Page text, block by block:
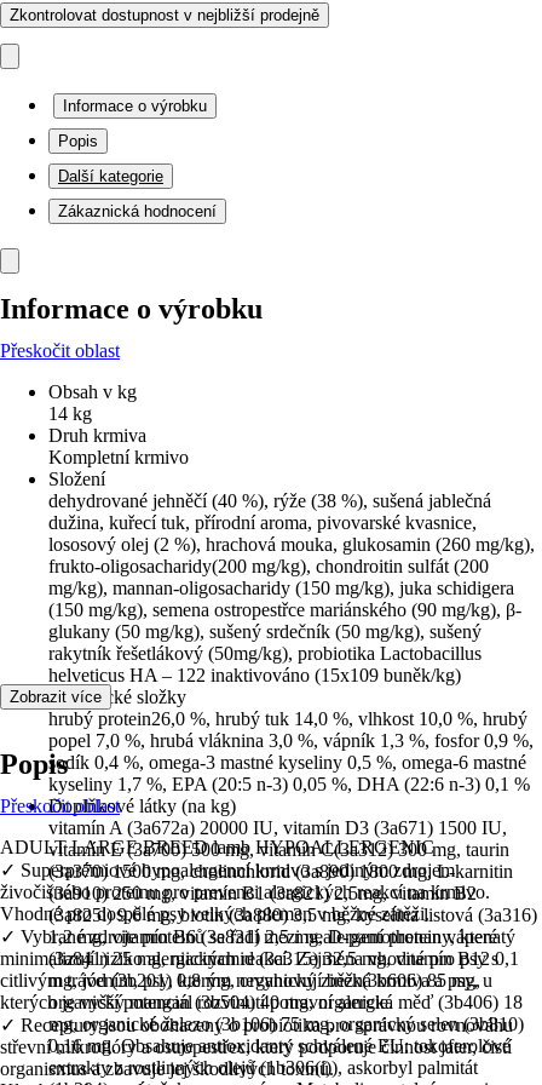
Zkontrolovat dostupnost v nejbližší prodejně
Informace o výrobku
Popis
Další kategorie
Zákaznická hodnocení
Informace o výrobku
Přeskočit oblast
Obsah v kg
14 kg
Druh krmiva
Kompletní krmivo
Složení
dehydrované jehněčí (40 %), rýže (38 %), sušená jablečná
dužina, kuřecí tuk, přírodní aroma, pivovarské kvasnice,
lososový olej (2 %), hrachová mouka, glukosamin (260 mg/kg),
frukto-oligosacharidy(200 mg/kg), chondroitin sulfát (200
mg/kg), mannan-oligosacharidy (150 mg/kg), juka schidigera
(150 mg/kg), semena ostropestřce mariánského (90 mg/kg), β-
glukany (50 mg/kg), sušený srdečník (50 mg/kg), sušený
rakytník řešetlákový (50mg/kg), probiotika Lactobacillus
helveticus HA – 122 inaktivováno (15x109 buněk/kg)
Analytické složky
hrubý protein26,0 %, hrubý tuk 14,0 %, vlhkost 10,0 %, hrubý
popel 7,0 %, hrubá vláknina 3,0 %, vápník 1,3 %, fosfor 0,9 %,
sodík 0,4 %, omega-3 mastné kyseliny 0,5 %, omega-6 mastné
kyseliny 1,7 %, EPA (20:5 n-3) 0,05 %, DHA (22:6 n-3) 0,1 %
Doplňkové látky (na kg)
vitamín A (3a672a) 20000 IU, vitamín D3 (3a671) 1500 IU,
vitamín E (3a700) 500 mg, vitamín C(3a312) 300 mg, taurin
(3a370) 1500 mg, cholinchlorid (3a890) 1800 mg, L-karnitin
(3a910) 250 mg, vitamín B1 (3a821) 2,5mg, vitamín B2
(3a825i) 9,6 mg, biotin (3a880) 3,5 mg, kyselina listová (3a316)
1,2 mg, vitamín B6 (3a831) 2,5 mg, D-pantothenan vápenatý
(3a841) 25 mg, niacinamid (3a315) 32,5 mg, vitamín B12 0,1
mg, jód (3b201) 0,8 mg, organický zinek(3b606) 85 mg,
organický mangan (3b504) 40 mg, organická měď (3b406) 18
mg, organické železo (3b106) 75 mg, organický selen (3b810)
0,16 mg. Obsahuje antioxidanty schválené EU: tokoferolové
extrakty z rostlinných olejů (1b306(i)), askorbyl palmitát
Zobrazit více
Popis
Přeskočit oblast
ADULT LARGE BREED lamb HYPOALLERGENIC
✓ Superprémiové hypoalergenní krmivo s jediným zdrojem
živočišného proteinu pro prevenci alergických reakcí na krmivo.
Vhodné pro dospělé psy velkých plemen v běžné zátěži.
✓ Vybrané zdroje proteinů se řadí mezi nealergení proteiny, které
minimalizují riziko alergických reakcí. Zejména vhodné pro psy s
citlivým trávením, psy, kterým nevyhovují běžná krmiva a psy, u
kterých je vyšší potenciál rozvinutí potravní alergie.
✓ Receptury jsou obohaceny o probiotika pro správnou rovnováhu
střevní mikroflóry a ostropestřec, který podporuje činnost jater, čistí
organismus a zbavuje jej škodlivých toxinů.